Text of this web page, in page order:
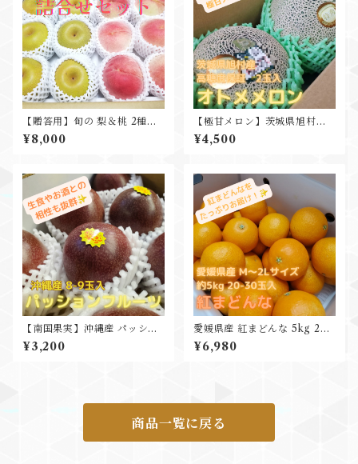
【贈答用】旬の 梨＆桃 2種詰
合せ ギフト 贈り物
¥8,000
【極甘メロン】茨城県旭村産
オトメメロン”特秀以上” 2玉
化粧箱入 糖度16度以上 父の日
¥4,500
【南国果実】沖縄産 パッショ
ンフルーツ 1箱8-10玉入 L-3
L
¥3,200
愛媛県産 紅まどんな 5kg 20-
30玉入
¥6,980
商品一覧に戻る